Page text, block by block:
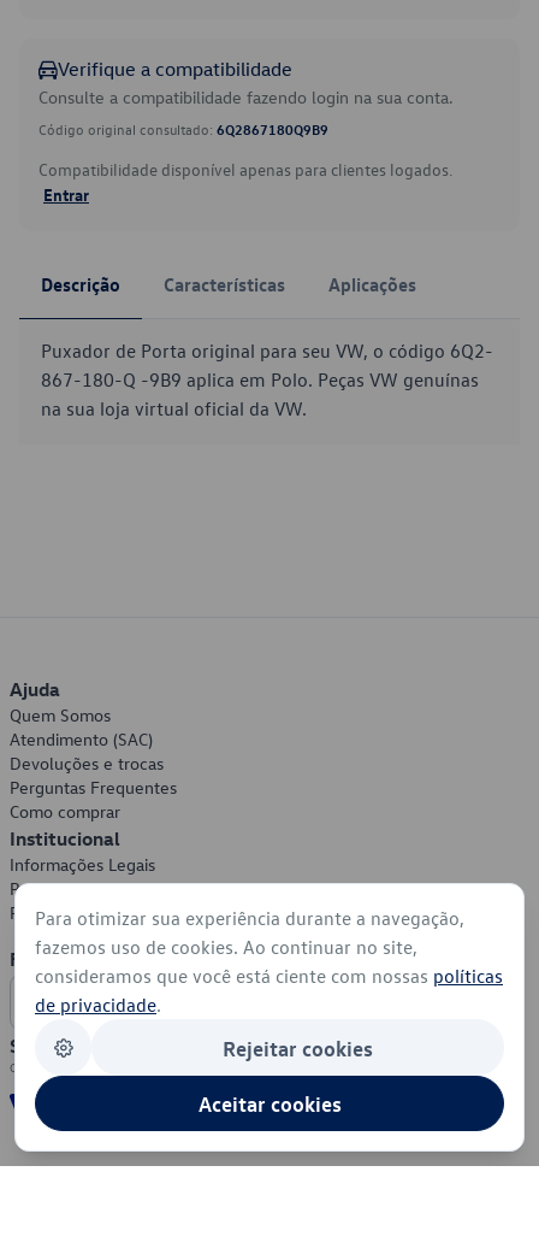
Verifique a compatibilidade
Consulte a compatibilidade fazendo login na sua conta.
Código original consultado: 6Q2867180Q9B9
Compatibilidade disponível apenas para clientes logados.
Entrar
Descrição Características Aplicações
Puxador de Porta original para seu VW, o código 6Q2-
867-180-Q -9B9 aplica em Polo. Peças VW genuínas
na sua loja virtual oficial da VW.
Ajuda
Quem Somos
Atendimento (SAC)
Devoluções e trocas
Perguntas Frequentes
Como comprar
Institucional
Informações Legais
Política de Privacidade
Política de Cookies
Formas de Pagamento
Segurança
Para otimizar sua experiência durante a navegação,
fazemos uso de cookies. Ao continuar no site,
consideramos que você está ciente com nossas políticas
de privacidade.
Rejeitar cookies
Aceitar cookies